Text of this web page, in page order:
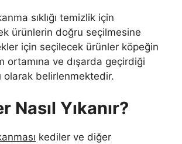
sıklığı temizlik için
ürünlerin doğru seçilmesine
için seçilecek ürünler köpeğin
ortamına ve dışarda geçirdiği
olarak belirlenmektedir.
Nasıl Yıkanır?
kediler ve diğer